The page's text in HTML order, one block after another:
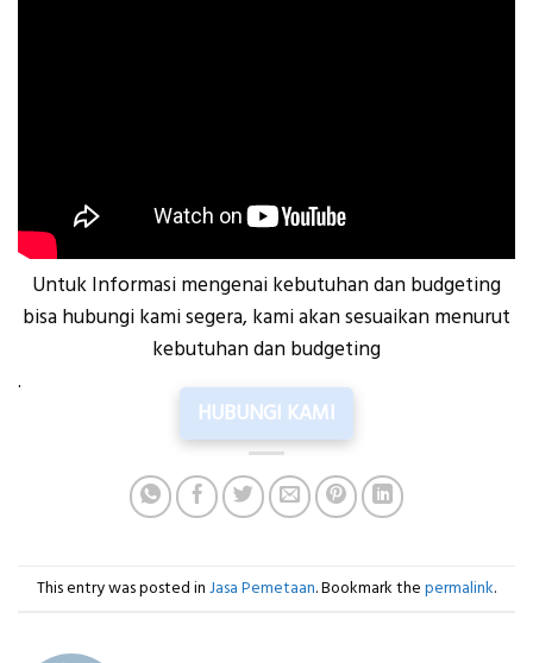
Untuk Informasi mengenai kebutuhan dan budgeting
bisa hubungi kami segera, kami akan sesuaikan menurut
kebutuhan dan budgeting
.
HUBUNGI KAMI
This entry was posted in Jasa Pemetaan. Bookmark the permalink.